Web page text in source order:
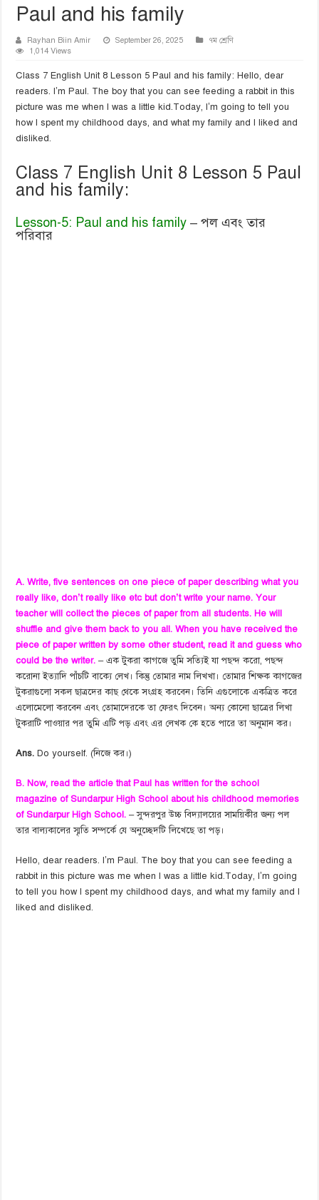
Paul and his family
Rayhan Biin Amir September 26, 2025
৭ম শ্রেণি
1,014 Views
Class 7 English Unit 8 Lesson 5 Paul and his family: Hello, dear
readers. I’m Paul. The boy that you can see feeding a rabbit in this
picture was me when I was a little kid.Today, I’m going to tell you
how I spent my childhood days, and what my family and I liked and
disliked.
Class 7 English Unit 8 Lesson 5 Paul
and his family:
Lesson-5: Paul and his family – পল এবং তার
পরিবার
A. Write, five sentences on one piece of paper describing what you
really like, don’t really like etc but don’t write your name. Your
teacher will collect the pieces of paper from all students. He will
shuffle and give them back to you all. When you have received the
piece of paper written by some other student, read it and guess who
could be the writer. – এক টুকরা কাগজে তুমি সত্যিই যা পছন্দ করো, পছন্দ
করোনা ইত্যাদি পাঁচটি বাক্যে লেখ। কিন্তু তোমার নাম লিখখা। তোমার শিক্ষক কাগজের
টুকরাগুলো সকল ছাত্রদের কাছ থেকে সংগ্রহ করবেন। তিনি এগুলোকে একত্রিত করে
এলোমেলো করবেন এবং তোমাদেরকে তা ফেরৎ দিবেন। অন্য কোনো ছাত্রের লিখা
টুকরাটি পাওয়ার পর তুমি এটি পড় এবং এর লেখক কে হতে পারে তা অনুমান কর।
Ans. Do yourself. (নিজে কর।)
B. Now, read the article that Paul has written for the school
magazine of Sundarpur High School about his childhood memories
of Sundarpur High School. – সুন্দরপুর উচ্চ বিদ্যালয়ের সাময়িকীর জন্য পল
তার বাল্যকালের স্মৃতি সম্পর্কে যে অনুচ্ছেদটি লিখেছে তা পড়।
Hello, dear readers. I’m Paul. The boy that you can see feeding a
rabbit in this picture was me when I was a little kid.Today, I’m going
to tell you how I spent my childhood days, and what my family and I
liked and disliked.